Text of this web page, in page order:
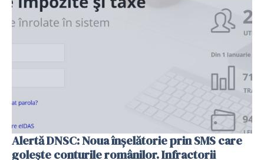
Alertă DNSC: Noua înșelătorie prin SMS care
golește conturile românilor. Infractorii